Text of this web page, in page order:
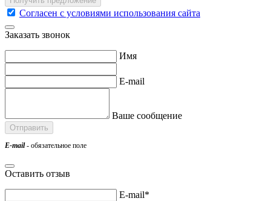
Согласен с условиями использования сайта
Заказать звонок
Имя
E-mail
Ваше сообщение
E-mail- обязательное поле
Оставить отзыв
E-mail*